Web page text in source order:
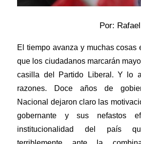
Por:
El tiempo avanza y muchas cosas
que los ciudadanos marcarán
casilla del Partido Liberal. Y lo
razones. Doce años de
Nacional dejaron claro las
gobernante y sus nefastos
institucionalidad del país